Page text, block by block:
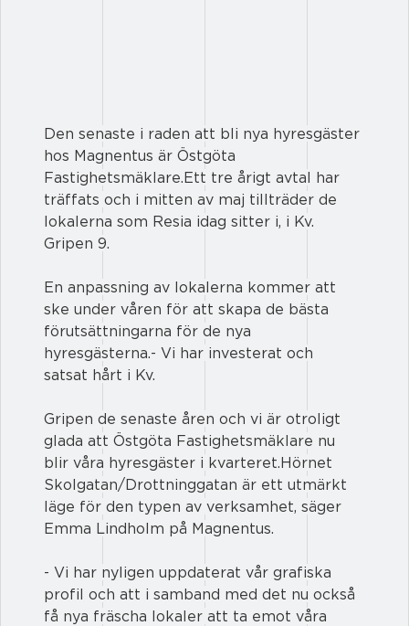
Den senaste i raden att bli nya hyresgäster
hos Magnentus är Östgöta
Fastighetsmäklare.Ett tre årigt avtal har
träffats och i mitten av maj tillträder de
lokalerna som Resia idag sitter i, i Kv.
Gripen 9.
En anpassning av lokalerna kommer att
ske under våren för att skapa de bästa
förutsättningarna för de nya
hyresgästerna.- Vi har investerat och
satsat hårt i Kv.
Gripen de senaste åren och vi är otroligt
glada att Östgöta Fastighetsmäklare nu
blir våra hyresgäster i kvarteret.Hörnet
Skolgatan/Drottninggatan är ett utmärkt
läge för den typen av verksamhet, säger
Emma Lindholm på Magnentus.
- Vi har nyligen uppdaterat vår grafiska
profil och att i samband med det nu också
få nya fräscha lokaler att ta emot våra